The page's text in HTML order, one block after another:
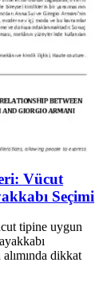
Vücut
Seçimi
tipine uygun
dikkat